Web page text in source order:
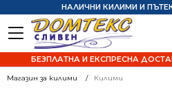
НАЛИЧНИ КИЛИМИ И
БЕЗПЛАТНА И ЕКСПРЕСНА
Магазин за килими Килими